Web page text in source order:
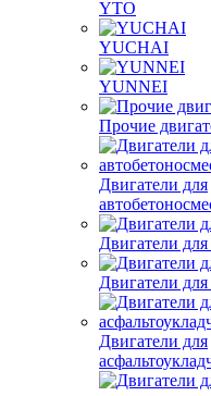
YTO
YUCHAI
YUNNEI
Прочие
Двигатели для
Двигатели для
Двигатели
Двигатели для